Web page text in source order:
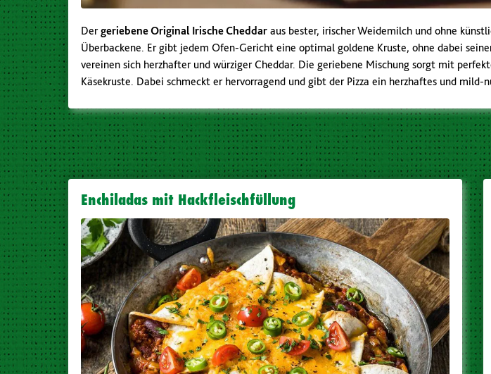
Dergeriebene Original Irische Cheddar aus bester, irischer Weidemilch und ohne
Überbackene. Er gibt jedem Ofen-Gericht eine optimal goldene Kruste, ohne dabei
vereinen sich herzhafter und würziger Cheddar. Die geriebene Mischung sorgt mit
Käsekruste. Dabei schmeckt er hervorragend und gibt der Pizza ein herzhaftes und mild-
Enchiladas mit Hackfleischfüllung